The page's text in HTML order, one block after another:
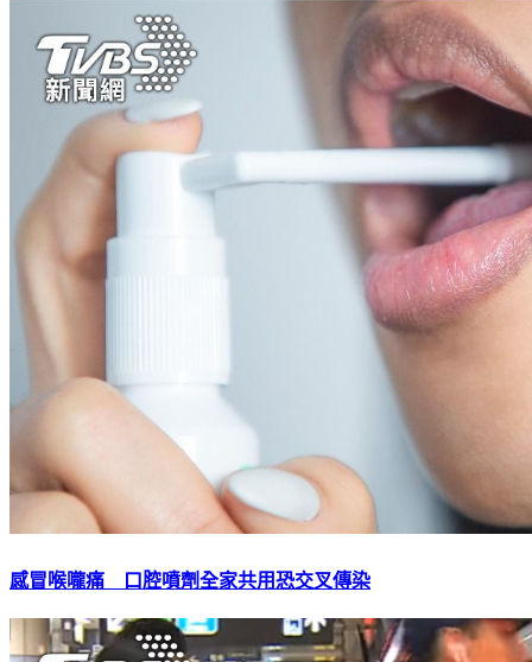
感冒喉嚨痛 口腔噴劑全家共用恐交叉傳染